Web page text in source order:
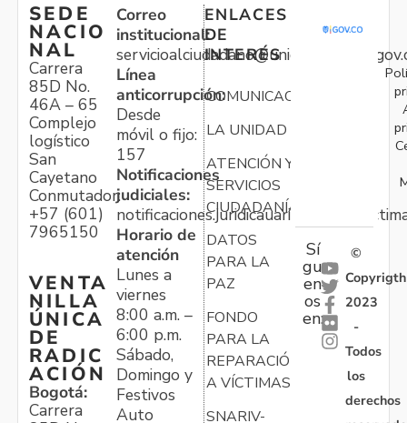
SEDE
NACIO
NAL
Carrera
85D No.
46A – 65
Complejo
logístico
San
Cayetano
Conmutador:
+57 (601)
7965150
VENTA
NILLA
ÚNICA
DE
RADIC
ACIÓN
Bogotá:
Carrera
Correo
institucional:
Línea
anticorrupción:
Desde
móvil o fijo:
157
Notificaciones
judiciales:
Horario de
atención
Lunes a
viernes
8:00 a.m. –
6:00 p.m.
Sábado,
Domingo y
Festivos
Auto
ENLACES
DE
INTERÉS
COMUNICACIONES
LA UNIDAD
ATENCIÓN Y
SERVICIOS
CIUDADANÍA
DATOS
PARA LA
PAZ
FONDO
PARA LA
REPARACIÓN
A VÍCTIMAS
SNARIV-
Sí
gu
en
os
en:
©
Copyrigth
2023
-
Todos
los
derechos